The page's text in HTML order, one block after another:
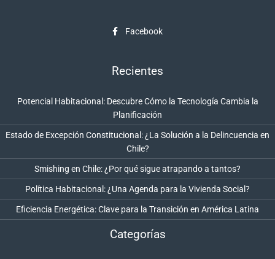
Facebook
Recientes
Potencial Habitacional: Descubre Cómo la Tecnología Cambia la
Planificación
Estado de Excepción Constitucional: ¿La Solución a la Delincuencia en
Chile?
Smishing en Chile: ¿Por qué sigue atrapando a tantos?
Política Habitacional: ¿Una Agenda para la Vivienda Social?
Eficiencia Energética: Clave para la Transición en América Latina
Categorías